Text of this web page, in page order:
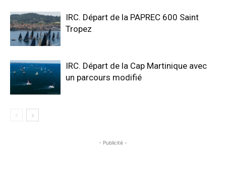
IRC. Départ de la PAPREC 600 Saint
Tropez
IRC. Départ de la Cap Martinique avec
un parcours modifié
- Publicité -